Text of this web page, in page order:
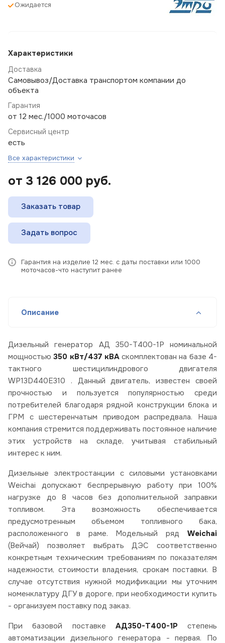
Ожидается
Характеристики
Доставка
Самовывоз/Доставка транспортом компании до
объекта
Гарантия
от 12 мес./1000 моточасов
Сервисный центр
есть
Все характеристики
от 3 126 000 руб.
Заказать товар
Задать вопрос
Гарантия на изделие 12 мес. с даты поставки или 1000
моточасов-что наступит ранее
Описание
Дизельный генератор АД 350-Т400-1Р номинальной
мощностью350 кВт/437 кВАскомплектован на базе 4-
тактного шестицилиндрового двигателя
WP13D440E310 . Данный двигатель, известен своей
прочностью и пользуется популярностью среди
потребителей благодаря рядной конструкции блока и
ГРМ с шестеренчатым приводом распредвала. Наша
компания стремится поддерживать постоянное наличие
этих устройств на складе, учитывая стабильный
интерес к ним.
Дизельные электростанции с силовыми установками
Weichai допускают беспрерывную работу при 100%
нагрузке до 8 часов без дополнительной заправки
топливом. Эта возможность обеспечивается
предусмотренным объемом топливного бака,
расположенного в раме. Модельный ряд Weichai
(Вейчай) позволяет выбрать ДЭС соответственно
конкретным техническим требованиям по показателям
надежности, стоимости владения, срокам поставки. В
случае отсутствия нужной модификации мы уточним
номенклатуру ДГУ в дороге, при необходимости купить
- организуем поставку под заказ.
При базовой поставке АД350-Т400-1Р степень
автоматизации дизельного генератора - первая. По